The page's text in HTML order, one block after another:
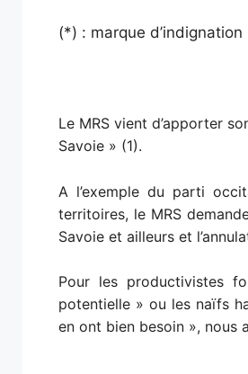
(*) : marque d’indignation
Le MRS vient d’apporter
Savoie » (1).
A l’exemple du parti
territoires, le MRS
Savoie et ailleurs et
Pour les productivistes
potentielle » ou les naïfs
en ont bien besoin », nous